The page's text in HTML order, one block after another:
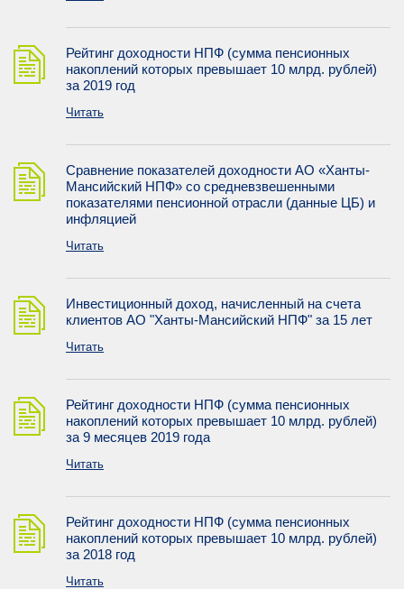
Рейтинг доходности НПФ (сумма пенсионных
накоплений которых превышает 10 млрд. рублей)
за 2019 год
Читать
Сравнение показателей доходности АО «Ханты-
Мансийский НПФ» со средневзвешенными
показателями пенсионной отрасли (данные ЦБ) и
инфляцией
Читать
Инвестиционный доход, начисленный на счета
клиентов АО "Ханты-Мансийский НПФ" за 15 лет
Читать
Рейтинг доходности НПФ (сумма пенсионных
накоплений которых превышает 10 млрд. рублей)
за 9 месяцев 2019 года
Читать
Рейтинг доходности НПФ (сумма пенсионных
накоплений которых превышает 10 млрд. рублей)
за 2018 год
Читать